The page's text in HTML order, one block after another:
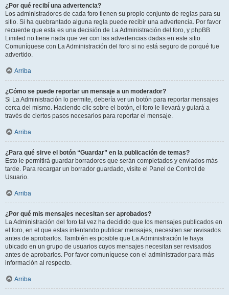
¿Por qué recibí una advertencia?
Los administradores de cada foro tienen su propio conjunto de reglas para su
sitio. Si ha quebrantado alguna regla puede recibir una advertencia. Por favor
recuerde que esta es una decisión de La Administración del foro, y phpBB
Limited no tiene nada que ver con las advertencias dadas en este sitio.
Comuníquese con La Administración del foro si no está seguro de porqué fue
advertido.
Arriba
¿Cómo se puede reportar un mensaje a un moderador?
Si La Administración lo permite, debería ver un botón para reportar mensajes
cerca del mismo. Haciendo clic sobre el botón, el foro le llevará y guiará a
través de ciertos pasos necesarios para reportar el mensaje.
Arriba
¿Para qué sirve el botón “Guardar” en la publicación de temas?
Esto le permitirá guardar borradores que serán completados y enviados más
tarde. Para recargar un borrador guardado, visite el Panel de Control de
Usuario.
Arriba
¿Por qué mis mensajes necesitan ser aprobados?
La Administración del foro tal vez ha decidido que los mensajes publicados en
el foro, en el que estas intentando publicar mensajes, necesiten ser revisados
antes de aprobarlos. También es posible que La Administración le haya
ubicado en un grupo de usuarios cuyos mensajes necesitan ser revisados
antes de aprobarlos. Por favor comuníquese con el administrador para más
información al respecto.
Arriba